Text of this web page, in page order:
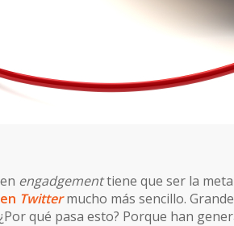
engadgementtiene que ser la
Twittermucho más sencillo.
qué pasa esto? Porque han